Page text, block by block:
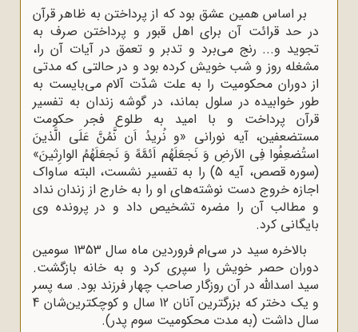
بر اساس همین عشق بود که از پرداختن به ظاهر قرآن
در حد قرائت آن براى اهل قبور و پرداختن صرف به
تجوید و... رنج مى‌برد و تدبر و تعمق در آیات آن را،
مشغله روز و شب خویش کرده بود و در حالتى که مدتى
از دوران محکومیت را به علت شدّت آلام مى‌بایست به
طور خوابیده در سلول بماند، در گوشه زندان به تفسیر
قرآن پرداخت و با امید به طلوع فجر حکومت
مستضعفین، آیه نورانى «و نُریدُ اَن نَّمُنَّ عَلَى الَّذینَ
استُضعِفُوا فِى الاَرضِ وَ نَجعَلَهُم اَئمَّهً وَ نَجعَلَهُمُ الوارِثینَ»
(سوره قصص، آیه 5) را به تفسیر نشست، البته ساواک
اجازه خروج دست ‌نوشته‌های او را به خارج از زندان نداد
و مطالب آن را مضره تشخیص داد و در پرونده وى
بایگانى کرد.
بالاخره سید در سی‌ام فروردین ماه سال 1353 سومین
دوران حصر خویش را سپرى کرد و به خانه بازگشت.
سید اسداللّه‌ در آن روزگار صاحب چهار فرزند بود. سه پسر
و یک دختر که بزرگترین آنان 12 سال و کوچکترین‌شان 4
سال داشت (به مدت محکومیت سوم پدر).